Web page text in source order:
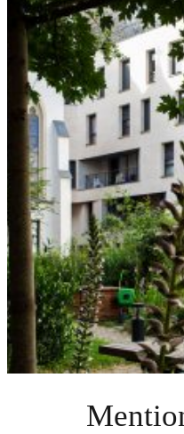
Réserver du :
Réserver au :
Code offre spéciale
Code tarif